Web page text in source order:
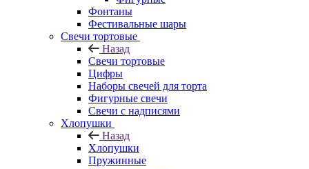
Фонтаны
Фестивальные шары
Свечи тортовые
Назад
Свечи тортовые
Цифры
Наборы свечей для торта
Фигурные свечи
Свечи с надписями
Хлопушки
Назад
Хлопушки
Пружинные